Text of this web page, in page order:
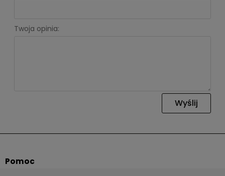
Twoja opinia:
Wyślij
Pomoc